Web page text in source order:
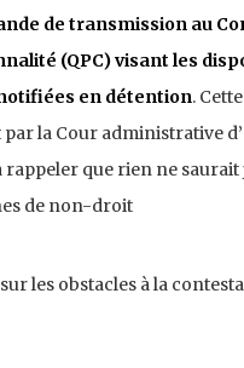
de transmission au
(QPC) visant les
en détention.
la Cour administrative
que rien ne
de non-droit
les obstacles à la